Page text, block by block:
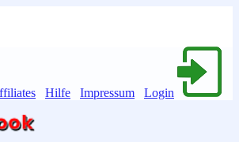
Hilfe Impressum Login